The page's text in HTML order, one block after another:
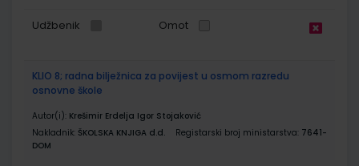
Udžbenik Omot
KLIO 8; radna bilježnica za povijest u osmom razredu
osnovne škole
Autor(i): Krešimir Erdelja Igor Stojaković
Nakladnik: ŠKOLSKA KNJIGA d.d. Registarski broj ministarstva: 7641-
DOM